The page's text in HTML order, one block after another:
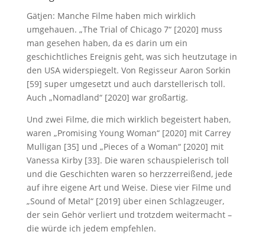
Gätjen: Manche Filme haben mich wirklich
umgehauen. „The Trial of Chicago 7“ [2020] muss
man gesehen haben, da es darin um ein
geschichtliches Ereignis geht, was sich heutzutage in
den USA widerspiegelt. Von Regisseur Aaron Sorkin
[59] super umgesetzt und auch darstellerisch toll.
Auch „Nomadland“ [2020] war großartig.
Und zwei Filme, die mich wirklich begeistert haben,
waren „Promising Young Woman“ [2020] mit Carrey
Mulligan [35] und „Pieces of a Woman“ [2020] mit
Vanessa Kirby [33]. Die waren schauspielerisch toll
und die Geschichten waren so herzzerreißend, jede
auf ihre eigene Art und Weise. Diese vier Filme und
„Sound of Metal“ [2019] über einen Schlagzeuger,
der sein Gehör verliert und trotzdem weitermacht –
die würde ich jedem empfehlen.